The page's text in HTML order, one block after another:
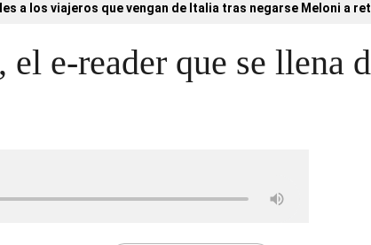
a los viajeros que vengan de Italia tras negarse Meloni a
e-reader que se llena